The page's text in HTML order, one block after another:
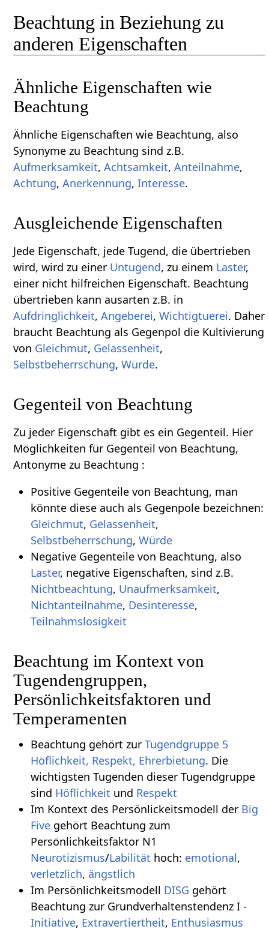
Beachtung in Beziehung zu
anderen Eigenschaften
Ähnliche Eigenschaften wie
Beachtung
Ähnliche Eigenschaften wie Beachtung, also
Synonyme zu Beachtung sind z.B.
Aufmerksamkeit,Achtsamkeit,Anteilnahme,
Achtung,Anerkennung,Interesse.
Ausgleichende Eigenschaften
Jede Eigenschaft, jede Tugend, die übertrieben
wird, wird zu einer Untugend, zu einem Laster,
einer nicht hilfreichen Eigenschaft. Beachtung
übertrieben kann ausarten z.B. in
Aufdringlichkeit,Angeberei,Wichtigtuerei. Daher
braucht Beachtung als Gegenpol die Kultivierung
von Gleichmut, Gelassenheit,
Selbstbeherrschung,Würde.
Gegenteil von Beachtung
Zu jeder Eigenschaft gibt es ein Gegenteil. Hier
Möglichkeiten für Gegenteil von Beachtung,
Antonyme zu Beachtung :
Positive Gegenteile von Beachtung, man
könnte diese auch als Gegenpole bezeichnen:
Gleichmut, Gelassenheit,
Selbstbeherrschung, Würde
Negative Gegenteile von Beachtung, also
Laster, negative Eigenschaften, sind z.B.
Nichtbeachtung, Unaufmerksamkeit,
Nichtanteilnahme, Desinteresse,
Teilnahmslosigkeit
Beachtung im Kontext von
Tugendengruppen,
Persönlichkeitsfaktoren und
Temperamenten
Beachtung gehört zur Tugendgruppe 5
Höflichkeit, Respekt, Ehrerbietung. Die
wichtigsten Tugenden dieser Tugendgruppe
sind Höflichkeit und Respekt
Im Kontext des Persönlickeitsmodell der Big
Fivegehört Beachtung zum
Persönlichkeitsfaktor N1
Neurotizismus/Labilität hoch: emotional,
verletzlich, ängstlich
Im Persönlichkeitsmodell DISG gehört
Beachtung zur Grundverhaltenstendenz I -
Initiative, Extravertiertheit, Enthusiasmus